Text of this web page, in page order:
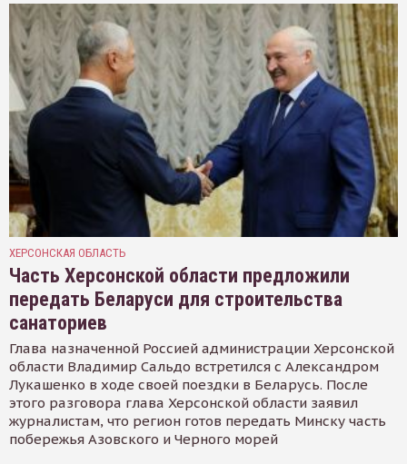
ХЕРСОНСКАЯ ОБЛАСТЬ
Часть Херсонской области предложили
передать Беларуси для строительства
санаториев
Глава назначенной Россией администрации Херсонской
области Владимир Сальдо встретился с Александром
Лукашенко в ходе своей поездки в Беларусь. После
этого разговора глава Херсонской области заявил
журналистам, что регион готов передать Минску часть
побережья Азовского и Черного морей